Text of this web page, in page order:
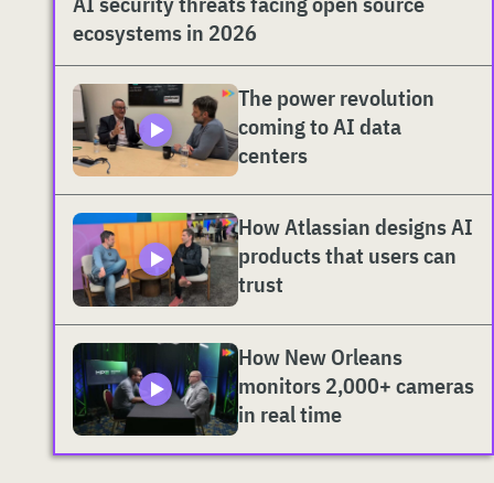
ecosystems in 2026
The power revolution
coming to AI data
centers
How Atlassian designs AI
products that users can
trust
How New Orleans
monitors 2,000+ cameras
in real time